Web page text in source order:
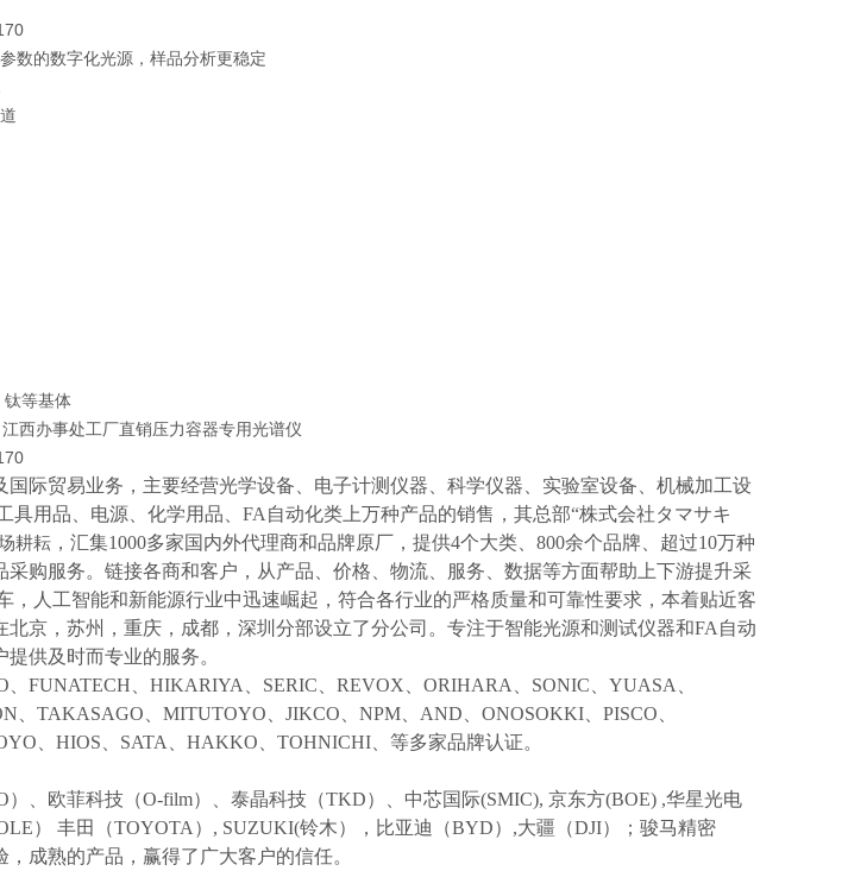
数的数字化光源，样品分析更稳定
等基体
际贸易业务，主要经营光学设备、电子计测仪器、科学仪器、实验室设备、机械加工设
具用品、电源、化学用品、FA自动化类上万种产品的销售，其总部“株式会社タマサキ
耕耘 ，汇集1000多家国内外代理商和品牌原厂，提供4个大类、800余个品牌、超过10万种
采购服务。链接各商和客户，从产品、价格、物流、服务、数据等方面帮助上下游提升采
，人工智能和新能源行业中迅速崛起，符合各行业的严格质量和可靠性要求，本着贴近客
北京，苏州，重庆，成都，深圳分部设立了分公司。专注于智能光源和测试仪器和FA自动
供及时而专业的服务。
、FUNATECH、HIKARIYA、SERIC、REVOX、ORIHARA、SONIC、YUASA、
、TAKASAGO、MITUTOYO、JIKCO、NPM、AND、ONOSOKKI、PISCO、
、HIOS、SATA、HAKKO、TOHNICHI、等多家品牌认证。
）、欧菲科技（O-film）、泰晶科技（TKD）、中芯国际(SMIC), 京东方(BOE) ,华星光电
） 丰田（TOYOTA）, SUZUKI(铃木），比亚迪（BYD）,大疆（DJI）；骏马精密
，成熟的产品，赢得了广大客户的信任。